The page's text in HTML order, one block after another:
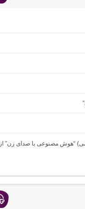
“هوش مصنوعی با صدای زن” از